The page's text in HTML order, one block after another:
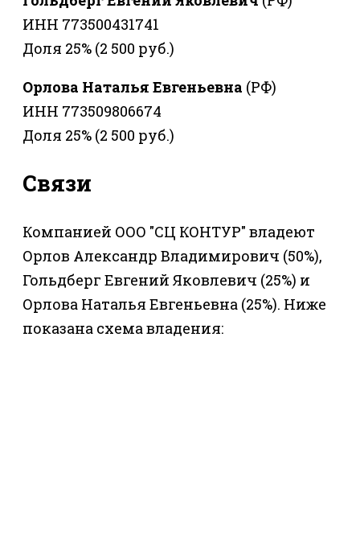
ИНН 773500431741
Доля 25% (2 500 руб.)
Орлова Наталья Евгеньевна (РФ)
ИНН 773509806674
Доля 25% (2 500 руб.)
Связи
Компанией ООО "СЦ КОНТУР" владеют
Орлов Александр Владимирович (50%),
Гольдберг Евгений Яковлевич (25%) и
Орлова Наталья Евгеньевна (25%). Ниже
показана схема владения: